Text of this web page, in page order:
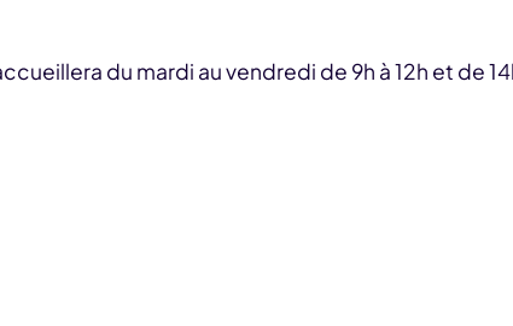
du mardi au vendredi de 9h à 12h et de